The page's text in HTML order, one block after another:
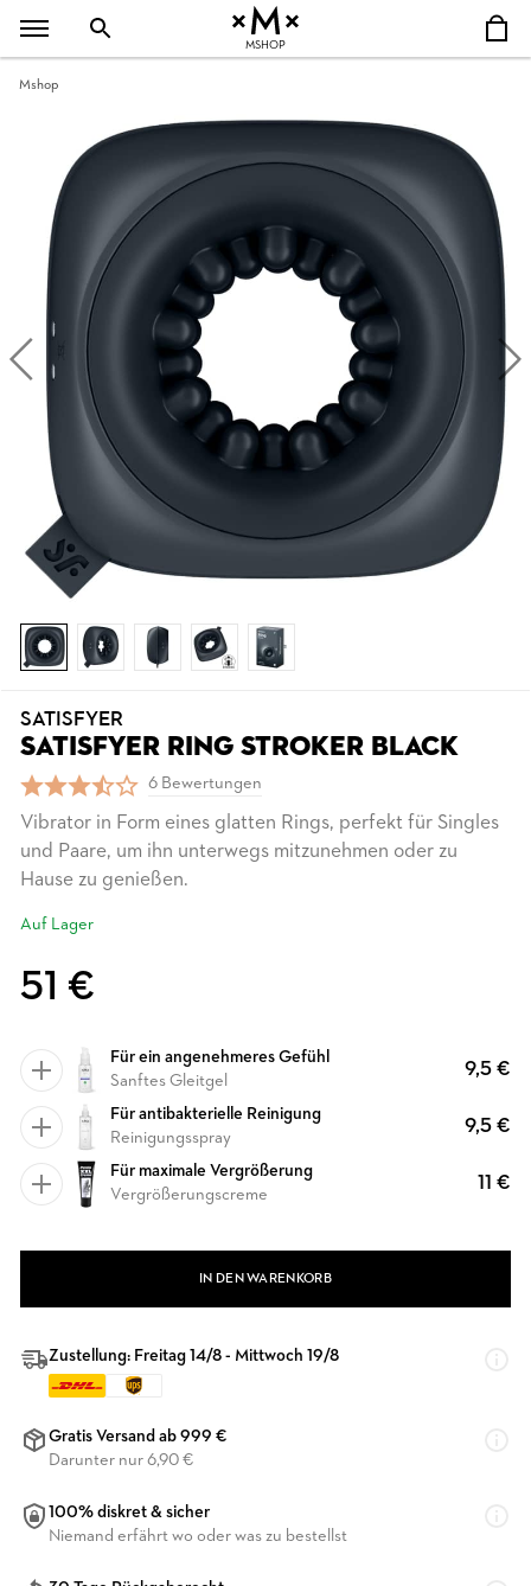
MSHOP
Mshop
SATISFYER
SATISFYER RING STROKER BLACK
6 Bewertungen
Vibrator in Form eines glatten Rings, perfekt für Singles
und Paare, um ihn unterwegs mitzunehmen oder zu
Hause zu genießen.
Auf Lager
51 €
Für ein angenehmeres Gefühl
Sanftes Gleitgel
9,5 €
Für antibakterielle Reinigung
Reinigungsspray
9,5 €
Für maximale Vergrößerung
Vergrößerungscreme
11 €
IN DEN WARENKORB
Zustellung: Freitag 14/8 - Mittwoch 19/8
Gratis Versand ab 999 €
Darunter nur 6,90 €
100% diskret & sicher
Niemand erfährt wo oder was zu bestellst